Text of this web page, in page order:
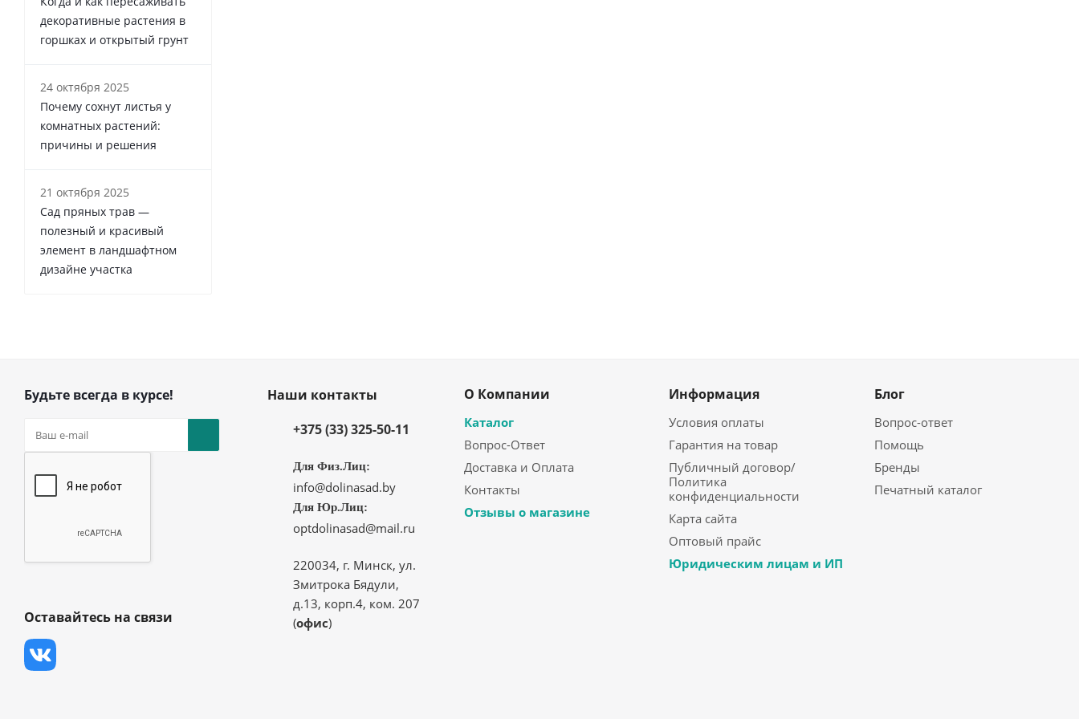
декоративные растения в
горшках и открытый грунт
24 октября 2025
Почему сохнут листья у
комнатных растений:
причины и решения
21 октября 2025
Сад пряных трав —
полезный и красивый
элемент в ландшафтном
дизайне участка
Будьте всегда в курсе!
Оставайтесь на связи
Наши контакты
+375 (33) 325-50-11
Для Физ.Лиц:
info@dolinasad.by
Для Юр.Лиц:
optdolinasad@mail.ru
220034, г. Минск, ул.
Змитрока Бядули,
д.13, корп.4, ком. 207
(офис)
О Компании
Каталог
Вопрос-Ответ
Доставка и Оплата
Контакты
Отзывы о магазине
Информация
Условия оплаты
Гарантия на товар
Публичный договор/
Политика
конфиденциальности
Карта сайта
Оптовый прайс
Юридическим лицам и ИП
Блог
Вопрос-ответ
Помощь
Бренды
Печатный каталог